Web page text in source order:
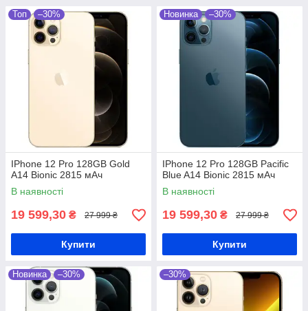
Топ –30%
IPhone 12 Pro 128GB Gold
A14 Bionic 2815 мАч
В наявності
19 599,30 ₴ 27 999 ₴
Купити
Новинка –30%
IPhone 12 Pro 128GB Pacific
Blue A14 Bionic 2815 мАч
В наявності
19 599,30 ₴ 27 999 ₴
Купити
Новинка –30% –30%